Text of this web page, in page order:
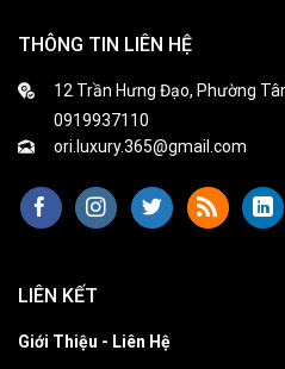
THÔNG TIN LIÊN HỆ
12 Trần Hưng Đạo, Phường
0919937110
ori.luxury.365@gmail.com
LIÊN KẾT
Giới Thiệu - Liên Hệ